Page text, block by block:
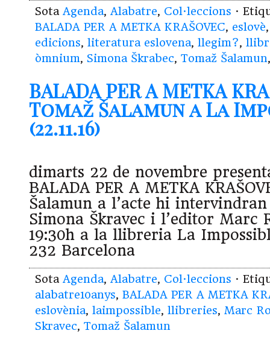
Sota Agenda, Alabatre, Col·leccions ·
BALADA PER A METKA KRAŠOVEC, eslovè
edicions, literatura eslovena, llegim?,
òmnium, Simona Škrabec, Tomaž Šalamun
BALADA PER A METKA
Tomaž Šalamun a La
(22.11.16)
dimarts 22 de novembre
BALADA PER A METKA
Šalamun a l’acte hi
Simona Škravec i l’editor Marc
19:30h a la llibreria La
232 Barcelona
Sota Agenda, Alabatre, Col·leccions ·
alabatre10anys, BALADA PER A METKA
eslovènia, laimpossible, llibreries, Marc
Skravec, Tomaž Šalamun